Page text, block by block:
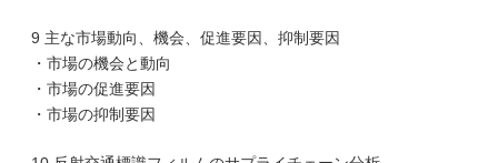
9 主な市場動向、機会、促進要因、抑制要因
・市場の機会と動向
・市場の促進要因
・市場の抑制要因